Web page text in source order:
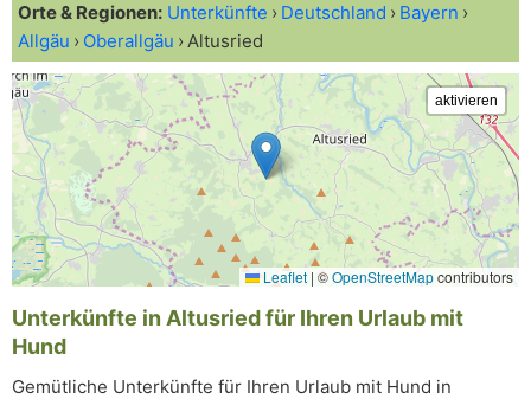
Orte & Regionen: Unterkünfte Deutschland
Bayern
Allgäu
Oberallgäu Altusried
Leaflet | ©OpenStreetMapcontributors
Unterkünfte in Altusried für Ihren Urlaub mit
Hund
Gemütliche Unterkünfte für Ihren Urlaub mit Hund in